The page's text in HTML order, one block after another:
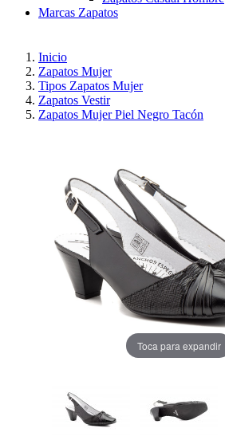
Marcas Zapatos
Inicio
Zapatos Mujer
Tipos Zapatos Mujer
Zapatos Vestir
Zapatos Mujer Piel Negro Tacón
Toca para expandir